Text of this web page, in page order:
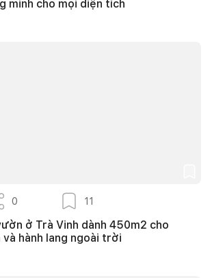
minh cho mọi diện tích
0 11
ở Trà Vinh dành 450m2 cho
và hành lang ngoài trời